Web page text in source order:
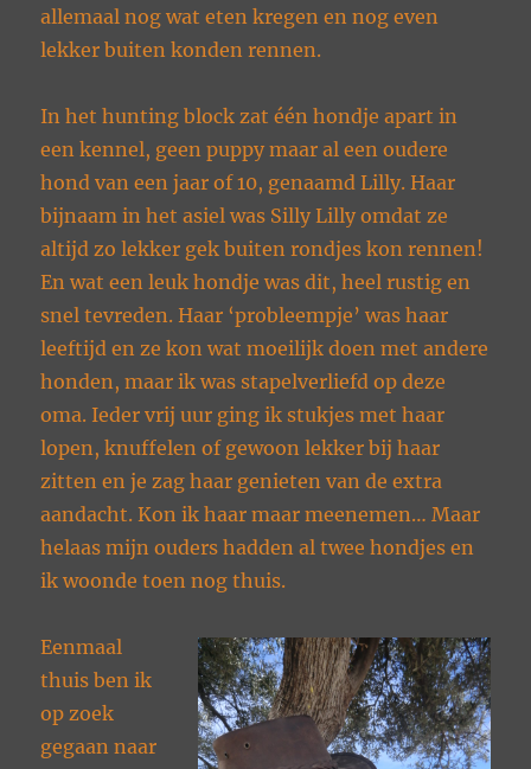
allemaal nog wat eten kregen en nog even
lekker buiten konden rennen.
In het hunting block zat één hondje apart in
een kennel, geen puppy maar al een oudere
hond van een jaar of 10, genaamd Lilly. Haar
bijnaam in het asiel was Silly Lilly omdat ze
altijd zo lekker gek buiten rondjes kon rennen!
En wat een leuk hondje was dit, heel rustig en
snel tevreden. Haar ‘probleempje’ was haar
leeftijd en ze kon wat moeilijk doen met andere
honden, maar ik was stapelverliefd op deze
oma. Ieder vrij uur ging ik stukjes met haar
lopen, knuffelen of gewoon lekker bij haar
zitten en je zag haar genieten van de extra
aandacht. Kon ik haar maar meenemen… Maar
helaas mijn ouders hadden al twee hondjes en
ik woonde toen nog thuis.
Eenmaal
thuis ben ik
op zoek
gegaan naar